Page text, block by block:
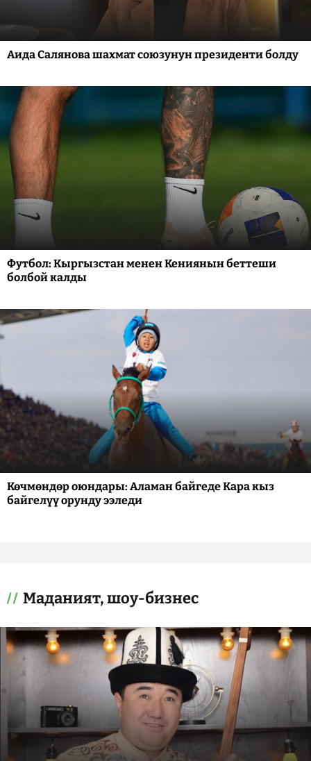
Аида Салянова шахмат союзунун президенти болду
Футбол: Кыргызстан менен Кениянын беттеши
болбой калды
Көчмөндөр оюндары: Аламан байгеде Кара кыз
байгелүү орунду ээледи
Маданият, шоу-бизнес